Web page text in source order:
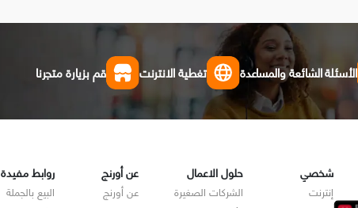
الأسئلة الشائعة والمساعدة تغطية الانترنت قم بزيارة متجرنا
شخصي
إنترنت
حلول الاعمال
الشركات الصغيرة
عن أورنج
عن أورنج
روابط مفيدة
البيع بالجملة